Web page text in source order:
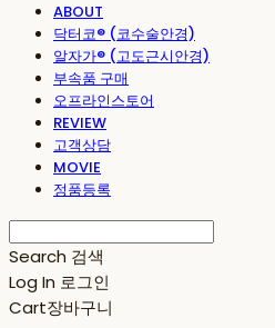
ABOUT
닥터코® (코수술안경)
알자가® (고도근시안경)
부속품 구매
오프라인스토어
REVIEW
고객상담
MOVIE
정품등록
Search 검색
Log In 로그인
Cart장바구니